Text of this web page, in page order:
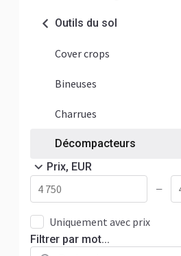
Outils du sol
Cover crops
Bineuses
Charrues
Décompacteurs
Prix, EUR
—
Uniquement avec prix
Filtrer par mot...